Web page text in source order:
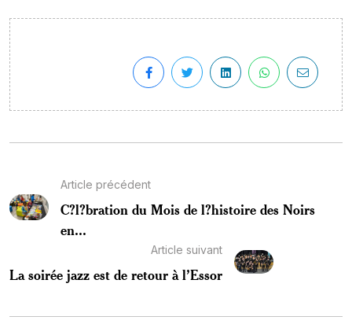
Article précédent
C?l?bration du Mois de l?histoire des Noirs
en...
Article suivant
La soirée jazz est de retour à l’Essor